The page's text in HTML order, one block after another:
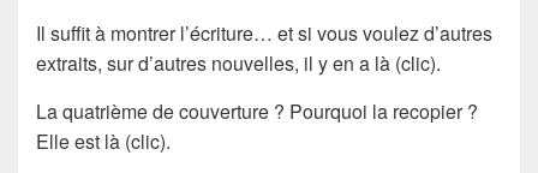
Il suffit à montrer l’écriture… et si vous voulez d’autres
extraits, sur d’autres nouvelles, il y en a là (clic).
La quatrième de couverture ? Pourquoi la recopier ?
Elle est là (clic).